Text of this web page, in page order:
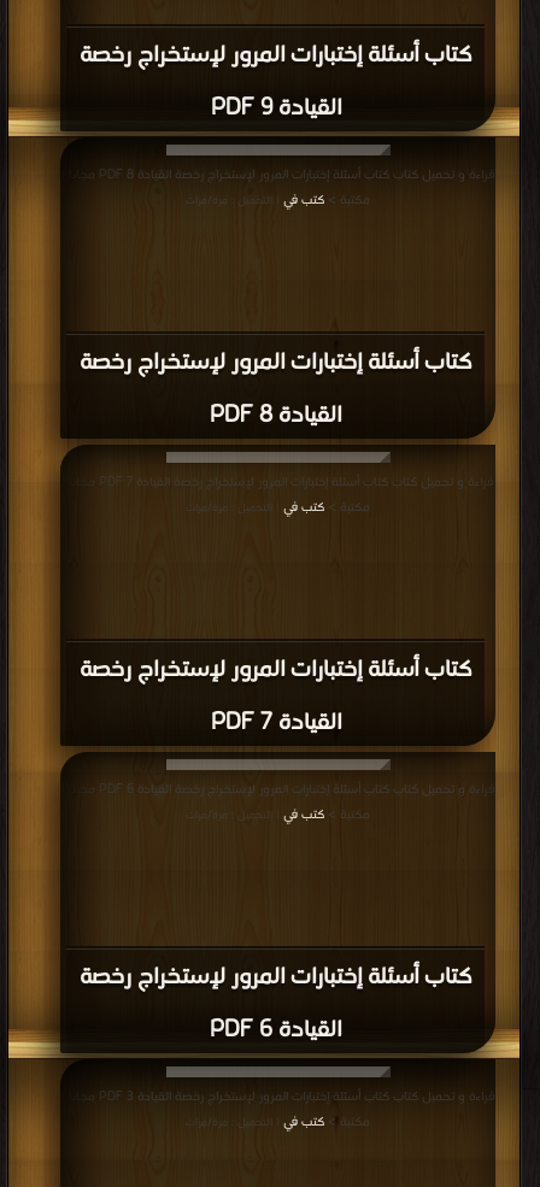
كتاب أسئلة إختبارات المرور لإستخراج رخصة
القيادة 9 PDF
كتاب أسئلة إختبارات المرور لإستخراج رخصة
القيادة 8 PDF
قراءة و تحميل كتاب كتاب أسئلة إختبارات المرور لإستخراج رخصة القيادة 8 PDF مجانا |
مكتبة > كتب في | التحميل : مرة/مرات
كتاب أسئلة إختبارات المرور لإستخراج رخصة
القيادة 7 PDF
قراءة و تحميل كتاب كتاب أسئلة إختبارات المرور لإستخراج رخصة القيادة 7 PDF مجانا |
مكتبة > كتب في | التحميل : مرة/مرات
كتاب أسئلة إختبارات المرور لإستخراج رخصة
القيادة 6 PDF
قراءة و تحميل كتاب كتاب أسئلة إختبارات المرور لإستخراج رخصة القيادة 6 PDF مجانا |
مكتبة > كتب في | التحميل : مرة/مرات
قراءة و تحميل كتاب كتاب أسئلة إختبارات المرور لإستخراج رخصة القيادة 3 PDF مجانا |
مكتبة > كتب في | التحميل : مرة/مرات